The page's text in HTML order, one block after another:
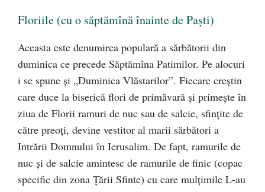
Floriile (cu o săptămînă înainte de Paşti)
Aceasta este denumirea populară a sărbătorii din
duminica ce precede Săptămîna Patimilor. Pe alocuri
i se spune şi „Duminica Vlăstarilor”. Fiecare creştin
care duce la biserică flori de primăvară şi primeşte în
ziua de Florii ramuri de nuc sau de salcie, sfinţite de
către preoţi, devine vestitor al marii sărbători a
Intrării Domnului în Ierusalim. De fapt, ramurile de
nuc şi de salcie amintesc de ramurile de finic (copac
specific din zona Ţării Sfinte) cu care mulţimile L-au